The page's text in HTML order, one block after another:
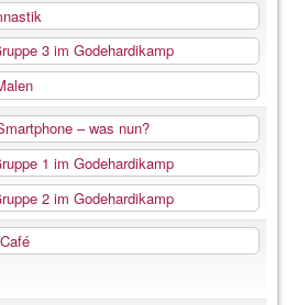
3 im Godehardikamp
– was nun?
1 im Godehardikamp
2 im Godehardikamp